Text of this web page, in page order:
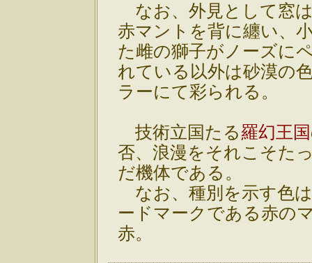
なお、外見として窓
赤マントを背に纏い、
た雌の獅子がノーズに
れている以外は砂漠の
ラーにて彩られる。
技術立国たる羅幻王国
否、浪漫をそれこそた
だ機体である。
なお、種別を示す色
ードマークである赤の
赤。